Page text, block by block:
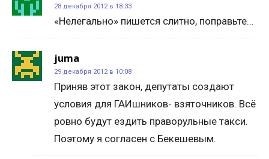
28 декабря 2012 в 18:33
«Нелегально» пишется слитно, поправьте…
juma
29 декабря 2012 в 10:08
Приняв этот закон, депутаты создают
условия для ГАИшников- взяточников. Всё
ровно будут ездить праворульные такси.
Поэтому я согласен с Бекешевым.